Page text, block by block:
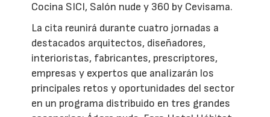
Cocina SICI, Salón nude y 360 by Cevisama.
La cita reunirá durante cuatro jornadas a
destacados arquitectos, diseñadores,
interioristas, fabricantes, prescriptores,
empresas y expertos que analizarán los
principales retos y oportunidades del sector
en un programa distribuido en tres grandes